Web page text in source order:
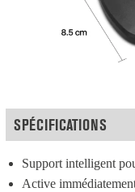
SPÉCIFICATIONS
Support intelligent
Active